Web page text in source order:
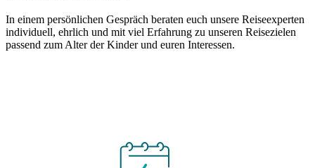
In einem persönlichen Gespräch beraten euch unsere Reiseexperten
individuell, ehrlich und mit viel Erfahrung zu unseren Reisezielen
passend zum Alter der Kinder und euren Interessen.